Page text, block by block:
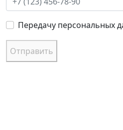
Передачу персональных
Отправить